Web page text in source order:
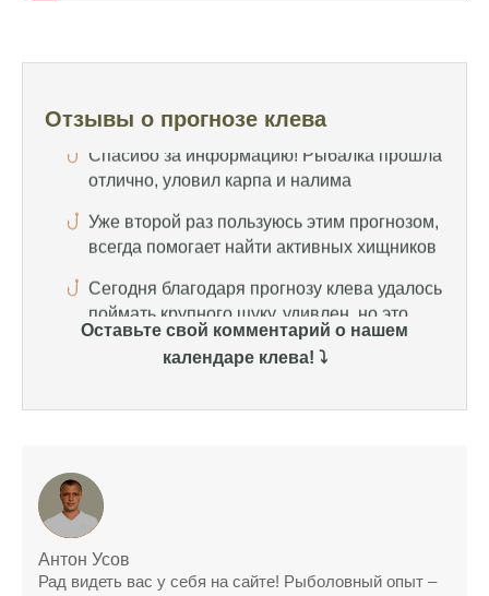
Отзывы о прогнозе клева
Уже второй раз пользуюсь этим прогнозом,
Сегодня благодаря прогнозу клева удалось
поймать крупного щуку, удивлен, но это
действительно работает
Сегодняшний прогноз клева оказался
полной ерундой, ни одной рыбы не поймал
Поймал всего одну рыбу, несмотря на
"удачный" прогноз клева, разочарован
Сегодняшний прогноз клева позволил мне
Прогноз клева на рыбалку на следующую
неделю обещает хорошие результаты.
клева, мой улов растет с каждым днем.
Оставьте свой комментарий о нашем
календаре клева! ⤵️
Антон Усов
Рад видеть вас у себя на сайте! Рыболовный опыт –